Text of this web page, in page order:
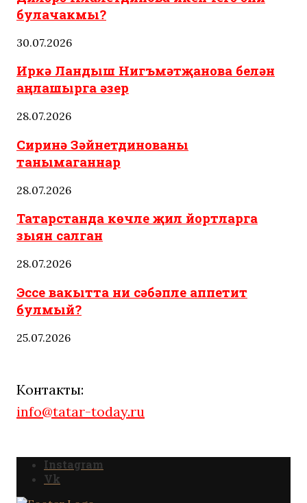
булачакмы?
30.07.2026
Иркә Ландыш Нигъмәтҗанова белән
аңлашырга әзер
28.07.2026
Сиринә Зәйнетдинованы
танымаганнар
28.07.2026
Татарстанда көчле җил йортларга
зыян салган
28.07.2026
Эссе вакытта ни сәбәпле аппетит
булмый?
25.07.2026
Контакты:
info@tatar-today.ru
Instagram
Vk